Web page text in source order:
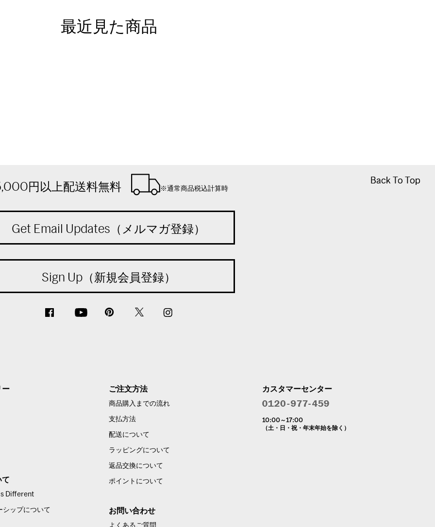
最近見た商品
Back To Top
Back To Top
円以上配送料無料 ※通常商品税込計算時
Get Email Updates（メルマガ登録）
Sign Up（新規会員登録）
ー
て
Different
シップについて
ご注文方法
商品購入までの流れ
支払方法
配送について
ラッピングについて
返品交換について
ポイントについて
お問い合わせ
よくあるご質問
カスタマーセンター
10:00～17:00
（土・日・祝・年末年始を除く）